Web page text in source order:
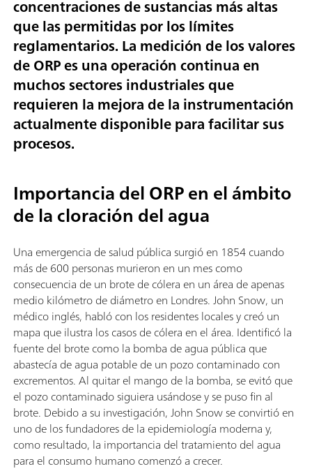
concentraciones de sustancias más altas
que las permitidas por los límites
reglamentarios. La medición de los valores
de ORP es una operación continua en
muchos sectores industriales que
requieren la mejora de la instrumentación
actualmente disponible para facilitar sus
procesos.
Importancia del ORP en el ámbito
de la cloración del agua
Una emergencia de salud pública surgió en 1854 cuando
más de 600 personas murieron en un mes como
consecuencia de un brote de cólera en un área de apenas
medio kilómetro de diámetro en Londres. John Snow, un
médico inglés, habló con los residentes locales y creó un
mapa que ilustra los casos de cólera en el área. Identificó la
fuente del brote como la bomba de agua pública que
abastecía de agua potable de un pozo contaminado con
excrementos. Al quitar el mango de la bomba, se evitó que
el pozo contaminado siguiera usándose y se puso fin al
brote. Debido a su investigación, John Snow se convirtió en
uno de los fundadores de la epidemiología moderna y,
como resultado, la importancia del tratamiento del agua
para el consumo humano comenzó a crecer.